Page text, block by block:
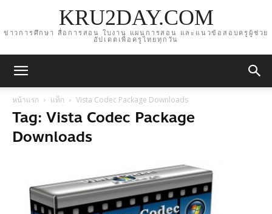
KRU2DAY.COM
ข่าวการศึกษา สื่อการสอน ใบงาน แผนการสอน และแนวข้อสอบครูผู้ช่วย
อัปเดตเพื่อครูไทยทุกวัน
หน้าแรก แท็ก Vista Codec Package Downloads
Tag: Vista Codec Package
Downloads